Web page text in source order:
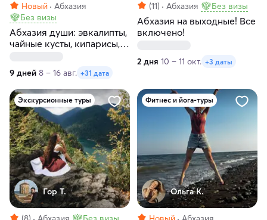
Новый
Абхазия
Без визы
Абхазия души: эвкалипты,
чайные кусты, кипарисы,
главное горы
9 дней 8 – 16 авг. +31 дата
(11) Абхазия Без визы
Абхазия на выходные! Все
включено!
2 дня 10 – 11 окт. +3 даты
Экскурсионные туры
Гор Т.
Фитнес и йога-туры
Ольга К.